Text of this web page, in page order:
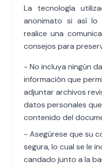
La tecnología
anonimato si así lo
realice una
consejos para
- No incluya ningún
información que
adjuntar archivos
datos personales
contenido del
- Asegúrese que su
segura, lo cual se le
candado junto a la